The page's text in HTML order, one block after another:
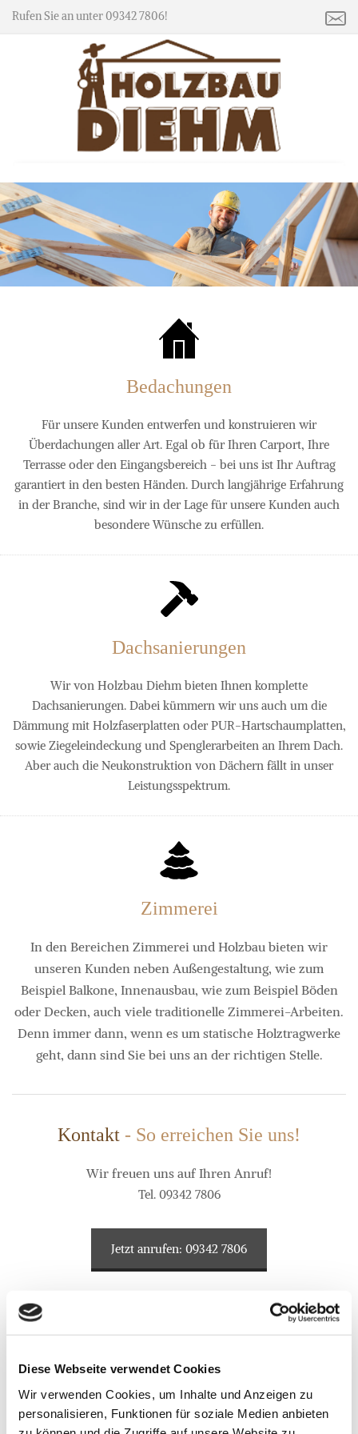
Diese Webseite verwendet Cookies
Wir verwenden Cookies, um Inhalte und Anzeigen zu
personalisieren, Funktionen für soziale Medien anbieten
Rufen Sie an unter 09342 7806!
Bedachungen
Für unsere Kunden entwerfen und konstruieren wir
Überdachungen aller Art. Egal ob für Ihren Carport, Ihre
Terrasse oder den Eingangsbereich - bei uns ist Ihr Auftrag
garantiert in den besten Händen. Durch langjährige Erfahrung
in der Branche, sind wir in der Lage für unsere Kunden auch
besondere Wünsche zu erfüllen.
Dachsanierungen
Wir von Holzbau Diehm bieten Ihnen komplette
Dachsanierungen. Dabei kümmern wir uns auch um die
Dämmung mit Holzfaserplatten oder PUR-Hartschaumplatten,
sowie Ziegeleindeckung und Spenglerarbeiten an Ihrem Dach.
Aber auch die Neukonstruktion von Dächern fällt in unser
Leistungsspektrum.
Zimmerei
In den Bereichen Zimmerei und Holzbau bieten wir
unseren Kunden neben Außengestaltung, wie zum
Beispiel Balkone, Innenausbau, wie zum Beispiel Böden
oder Decken, auch viele traditionelle Zimmerei-Arbeiten.
Denn immer dann, wenn es um statische Holztragwerke
geht, dann sind Sie bei uns an der richtigen Stelle.
Kontakt - So erreichen Sie uns!
Wir freuen uns auf Ihren Anruf!
Tel. 09342 7806
Jetzt anrufen: 09342 7806
Holzbau Diehm aus Wertheim-Urphar - Ihr
Fachmann für Holzbau und vieles mehr!